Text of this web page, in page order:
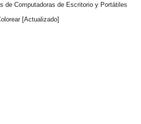
de Computadoras de Escritorio y Portátiles
[Actualizado]